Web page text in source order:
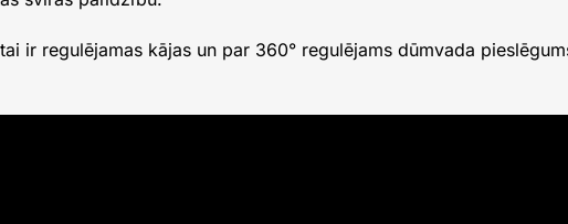
ir regulējamas kājas un par 360° regulējams dūmvada